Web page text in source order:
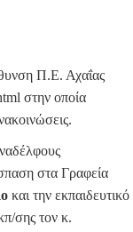
Π.Ε. Αχαΐας
στην οποία
στα Γραφεία
και την εκπαιδευτικό
σης τον κ.